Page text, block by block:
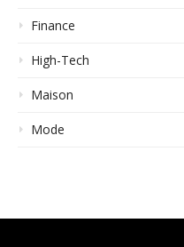
Finance
High-Tech
Maison
Mode